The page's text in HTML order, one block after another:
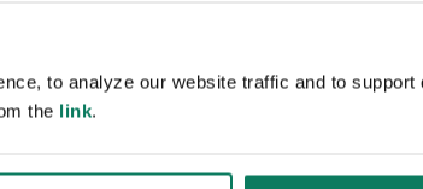
to analyze our website traffic and to support
the link.